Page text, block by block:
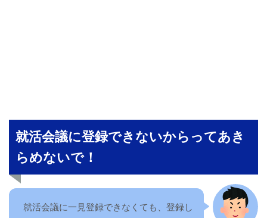
就活会議に登録できないからってあき
らめないで！
就活会議に一見登録できなくても、登録し